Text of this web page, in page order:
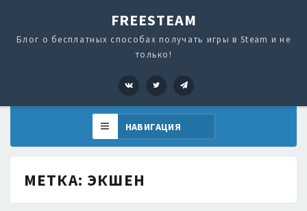
FREESTEAM
Блог о бесплатных способах получать игры в Steam и не
только!
VK Twitter
МЕТКА: ЭКШЕН